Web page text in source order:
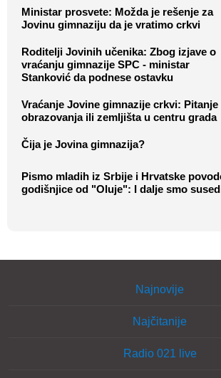
Ministar prosvete: Možda je rešenje za
Jovinu gimnaziju da je vratimo crkvi
Roditelji Jovinih učenika: Zbog izjave o
vraćanju gimnazije SPC - ministar
Stanković da podnese ostavku
Vraćanje Jovine gimnazije crkvi: Pitanje
obrazovanja ili zemljišta u centru grada
Čija je Jovina gimnazija?
Pismo mladih iz Srbije i Hrvatske
godišnjice od "Oluje": I dalje smo
Najnovije
Najčitanije
Radio 021 live